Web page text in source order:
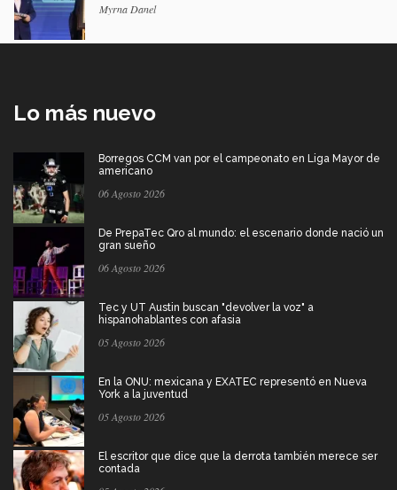
Myrna Danel
Lo más nuevo
Borregos CCM van por el campeonato en Liga Mayor de
americano
06 Agosto 2026
De PrepaTec Qro al mundo: el escenario donde nació un
gran sueño
06 Agosto 2026
Tec y UT Austin buscan "devolver la voz" a
hispanohablantes con afasia
05 Agosto 2026
En la ONU: mexicana y EXATEC representó en Nueva
York a la juventud
05 Agosto 2026
El escritor que dice que la derrota también merece ser
contada